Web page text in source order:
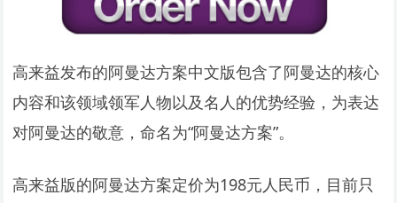
高来益发布的阿曼达方案中文版包含了阿曼达的核心
内容和该领域领军人物以及名人的优势经验，为表达
对阿曼达的敬意，命名为“阿曼达方案”。
高来益版的阿曼达方案定价为198元人民币，目前只